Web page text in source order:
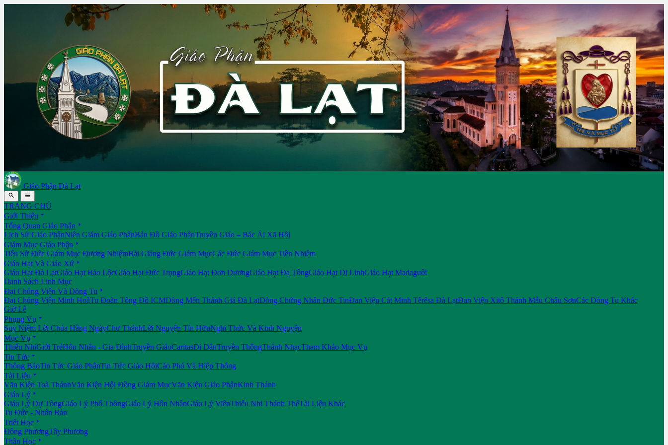
Giáo Phận Đà Lạt
 
TRANG CHỦ
Giới Thiệu 
Tổng Quan Giáo Phận 
Lịch Sử Giáo PhậnNiên Giám Giáo PhậnBản Đồ Giáo PhậnTruyền Giáo – Bác Ái Xã Hội
Giám Mục Giáo Phận 
Tiểu Sử Đức Giám Mục Đương NhiệmBài Giảng Đức Giám MụcCác Đức Giám Mục Tiền Nhiệm
Giáo Hạt Và Giáo Xứ 
Giáo Hạt Đà LạtGiáo Hạt Bảo LộcGiáo Hạt Đức TrọngGiáo Hạt Đơn DươngGiáo Hạt Đạ TôngGiáo Hạt Di LinhGiáo Hạt Madaguôi
Danh Sách Linh Mục
Đại Chủng Viện Và Dòng Tu 
Đại Chủng Viện Minh HoàTu Đoàn Tông Đồ ICMDòng Mến Thánh Giá Đà LạtDòng Chứng Nhân Đức TinĐan Viện Cát Minh Têrêsa Đà LạtĐan Viện Xitô Thánh Mẫu Châu SơnCác Dòng Tu Khác
Giờ Lễ
Phụng Vụ 
Suy Niệm Lời Chúa Hằng NgàyChư ThánhLời Nguyện Tín HữuNghi Thức Và Kinh Nguyện
Mục Vụ 
Thiếu NhiGiới TrẻHôn Nhân - Gia ĐìnhTruyền GiáoCaritasDi DânTruyền ThôngThánh NhạcTham Khảo Mục Vụ
Tin Tức 
Thông BáoTin Tức Giáo PhậnTin Tức Giáo HộiCáo Phó Và Hiệp Thông
Tài Liệu 
Văn Kiện Toà ThánhVăn Kiện Hội Đồng Giám MụcVăn Kiện Giáo PhậnKinh Thánh
Giáo Lý 
Giáo Lý Dự TòngGiáo Lý Phổ ThôngGiáo Lý Hôn NhânGiáo Lý ViênThiếu Nhi Thánh ThểTài Liệu Khác
Tu Đức - Nhân Bản
Triết Học 
Đông PhươngTây Phương
Thần Học 